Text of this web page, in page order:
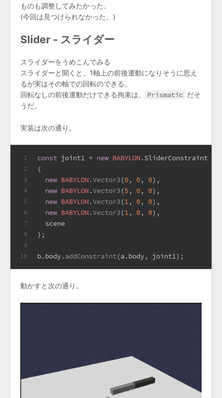
ものも調整してみたかった。
(今回は見つけられなかった。)
Slider - スライダー
スライダーをうめこんでみる
スライダーと聞くと、1軸上の前後運動になりそうに思え
るが実はその軸での回転のできる。
回転なしの前後運動だけできる拘束は、
Prismatic だそ
うだ。
実装は次の通り。
1
2
3
4
5
6
7
8
9
10
const joint1 = new BABYLON.SliderConstraint
(
new BABYLON.Vector3 (0, 0, 0),
new BABYLON.Vector3 (5, 0, 0),
new BABYLON.Vector3 (1, 0, 0),
new BABYLON.Vector3 (1, 0, 0),
  scene
);
b.body.addConstraint(a.body, joint1);
動かすと次の通り。